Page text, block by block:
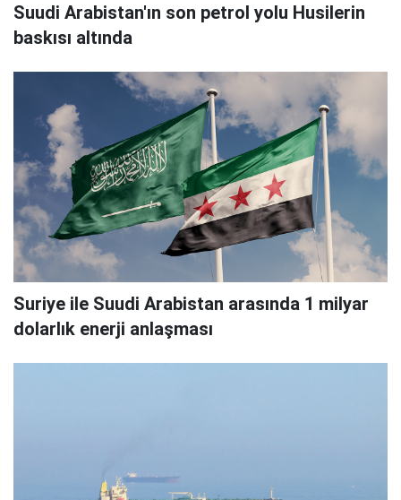
Suudi Arabistan'ın son petrol yolu Husilerin
baskısı altında
Suriye ile Suudi Arabistan arasında 1 milyar
dolarlık enerji anlaşması